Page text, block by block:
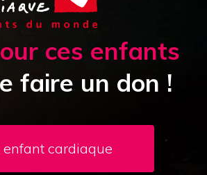
ces enfants
faire un don !
cardiaque